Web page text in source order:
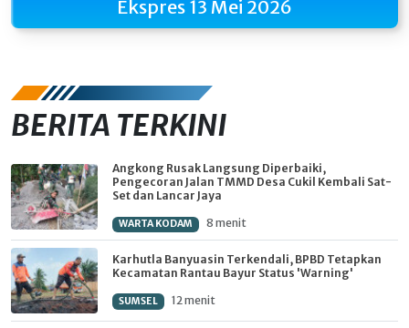
Ekspres 13 Mei 2026
BERITA TERKINI
Angkong Rusak Langsung Diperbaiki,
Pengecoran Jalan TMMD Desa Cukil Kembali Sat-
Set dan Lancar Jaya
WARTA KODAM 8 menit
Karhutla Banyuasin Terkendali, BPBD Tetapkan
Kecamatan Rantau Bayur Status 'Warning'
SUMSEL 12 menit